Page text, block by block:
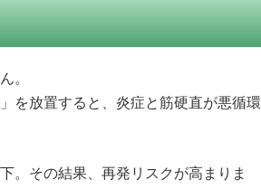
。
を放置すると、炎症と筋硬直が悪循環
。その結果、再発リスクが高まりま